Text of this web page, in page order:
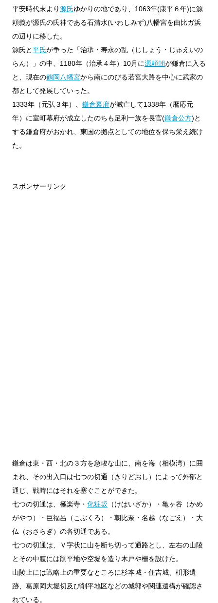
平安時代末より源氏ゆかりの地であり、1063年(康平６年)に源
頼義が源氏の氏神である石清水(いわしみず)八幡宮を由比ガ浜
の辺りに移した。
源氏と平氏が争った「治承・寿永の乱（じしょう・じゅえいの
らん）」の中、1180年（治承４年）10月に源頼朝が鎌倉に入る
と、現在の鶴岡八幡宮から南にのびる若宮大路を中心に武家の
都として発展していった。
1333年（元弘３年）、 鎌倉幕府が滅亡して1338年（暦応元
年）に室町幕府が成立したのちも足利一族を長官(鎌倉公方)と
する鎌倉府がおかれ、東国の拠点としての地位を保ち栄え続け
た。
スポンサーリンク
鎌倉は東・西・北の３方を急峻な山に、南を海（相模湾）に囲
まれ、その出入口は七つの切通（きりどおし）によって外部と
通じ、戦時にはそれを塞ぐことができた。
七つの切通は、極楽寺・ 化粧坂 （けはいざか）・亀ヶ谷（かめ
がやつ）・巨福呂（こぶくろ）・朝比奈・名越（なごえ）・大
仏（おさらぎ）の各切通である。
七つの切通は、Ｖ字状に山を断ち切って通路とし、左右の山陵
とその中腹には削平地や空堀を造り木戸や柵を設けた。
山陵上には戦略上の重要なところに杉本城・住吉城、枡形遺
跡、葛原岡大堀切及び削平地区などの城郭や関連遺構が確認さ
れている。